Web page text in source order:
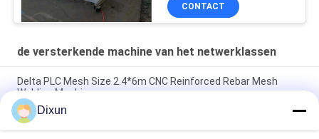
CONTACT
de versterkende machine van het netwerklassen
Delta PLC Mesh Size 2.4*6m CNC Reinforced Rebar Mesh
Welding Machine
Mesh Size 200*200mm Mesh Length 12m Concrete
Reinforcing Mesh Welding Machine
Dixun